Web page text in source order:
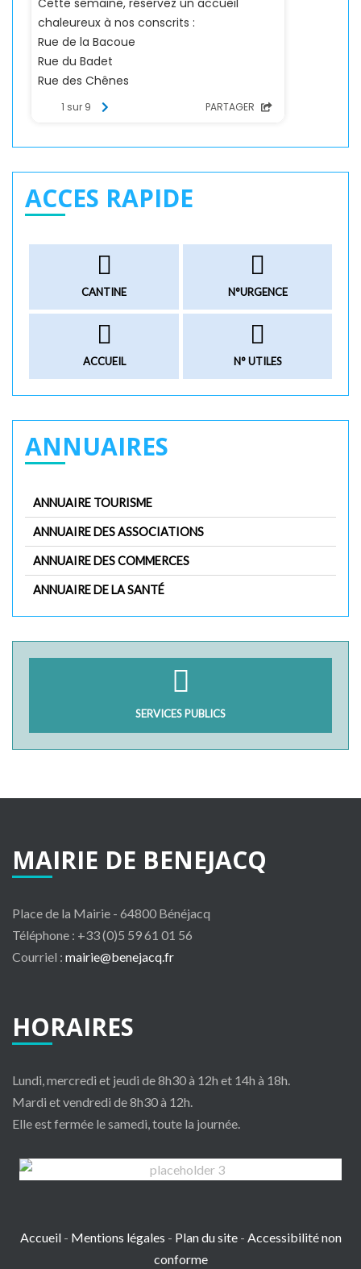
ACCES RAPIDE
CANTINE N°URGENCE
ACCUEIL N° UTILES
ANNUAIRES
ANNUAIRE TOURISME
ANNUAIRE DES ASSOCIATIONS
ANNUAIRE DES COMMERCES
ANNUAIRE DE LA SANTÉ
SERVICES PUBLICS
MAIRIE DE BENEJACQ
Place de la Mairie - 64800 Bénéjacq
Téléphone : +33 (0)5 59 61 01 56
Courriel : mairie@benejacq.fr
HORAIRES
Lundi, mercredi et jeudi de 8h30 à 12h et 14h à 18h.
Mardi et vendredi de 8h30 à 12h.
Elle est fermée le samedi, toute la journée.
Accueil- Mentions légales - Plan du site- Accessibilité non
conforme